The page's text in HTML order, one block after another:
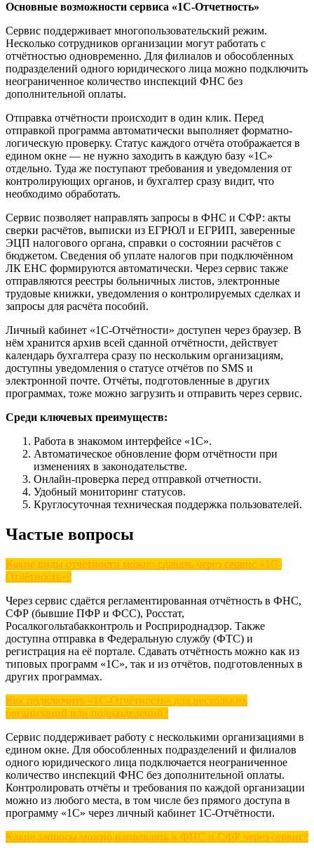
Основные возможности сервиса «1С-Отчетность»
Сервис поддерживает многопользовательский режим.
Несколько сотрудников организации могут работать с
отчётностью одновременно. Для филиалов и обособленных
подразделений одного юридического лица можно подключить
неограниченное количество инспекций ФНС без
дополнительной оплаты.
Отправка отчётности происходит в один клик. Перед
отправкой программа автоматически выполняет форматно-
логическую проверку. Статус каждого отчёта отображается в
едином окне — не нужно заходить в каждую базу «1С»
отдельно. Туда же поступают требования и уведомления от
контролирующих органов, и бухгалтер сразу видит, что
необходимо обработать.
Сервис позволяет направлять запросы в ФНС и СФР: акты
сверки расчётов, выписки из ЕГРЮЛ и ЕГРИП, заверенные
ЭЦП налогового органа, справки о состоянии расчётов с
бюджетом. Сведения об уплате налогов при подключённом
ЛК ЕНС формируются автоматически. Через сервис также
отправляются реестры больничных листов, электронные
трудовые книжки, уведомления о контролируемых сделках и
запросы для расчёта пособий.
Личный кабинет «1С-Отчётности» доступен через браузер. В
нём хранится архив всей сданной отчётности, действует
календарь бухгалтера сразу по нескольким организациям,
доступны уведомления о статусе отчётов по SMS и
электронной почте. Отчёты, подготовленные в других
программах, тоже можно загрузить и отправить через сервис.
Среди ключевых преимуществ:
Работа в знакомом интерфейсе «1С».
Автоматическое обновление форм отчётности при
изменениях в законодательстве.
Онлайн-проверка перед отправкой отчетности.
Удобный мониторинг статусов.
Круглосуточная техническая поддержка пользователей.
Частые вопросы
Какие виды отчётности можно сдавать через сервис «1С-
Отчётность»?
Через сервис сдаётся регламентированная отчётность в ФНС,
СФР (бывшие ПФР и ФСС), Росстат,
Росалкогольтабакконтроль и Росприроднадзор. Также
доступна отправка в Федеральную службу (ФТС) и
регистрация на её портале. Сдавать отчётность можно как из
типовых программ «1С», так и из отчётов, подготовленных в
других программах.
Как подключить «1С-Отчётность» для нескольких
организаций или подразделений?
Сервис поддерживает работу с несколькими организациями в
едином окне. Для обособленных подразделений и филиалов
одного юридического лица подключается неограниченное
количество инспекций ФНС без дополнительной оплаты.
Контролировать отчёты и требования по каждой организации
можно из любого места, в том числе без прямого доступа в
программу «1С» через личный кабинет 1С-Отчётности.
Какие запросы можно направлять в ФНС и СФР через сервис?